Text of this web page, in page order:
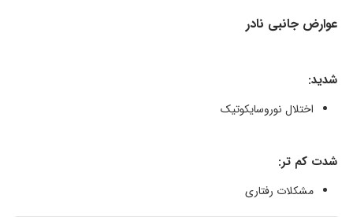
عوارض جانبی نادر
شدید:
اختلال نوروسایکوتیک
شدت کم تر:
مشکلات رفتاری